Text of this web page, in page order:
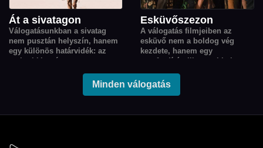
Át a sivatagon
Válogatásunkban a sivatag
nem pusztán helyszín, hanem
egy különös határvidék: az
emberi kitartás, a
Esküvőszezon
A válogatás filmjeiben az
esküvő nem a boldog vég
kezdete, hanem egy
sorsfordító pillanat: titkok,
váratlan találkozások origója,
ahonnan minden szereplő
Minden válogatás